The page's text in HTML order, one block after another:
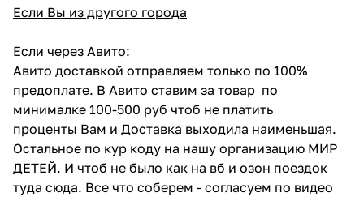
Если Вы из другого города
Если через Авито:
Авито доставкой отправляем только по 100%
предоплате. В Авито ставим за товар по
минималке 100-500 руб чтоб не платить
проценты Вам и Доставка выходила наименьшая.
Остальное по кур коду на нашу организацию МИР
ДЕТЕЙ. И чтоб не было как на вб и озон поездок
туда сюда. Все что соберем - согласуем по видео